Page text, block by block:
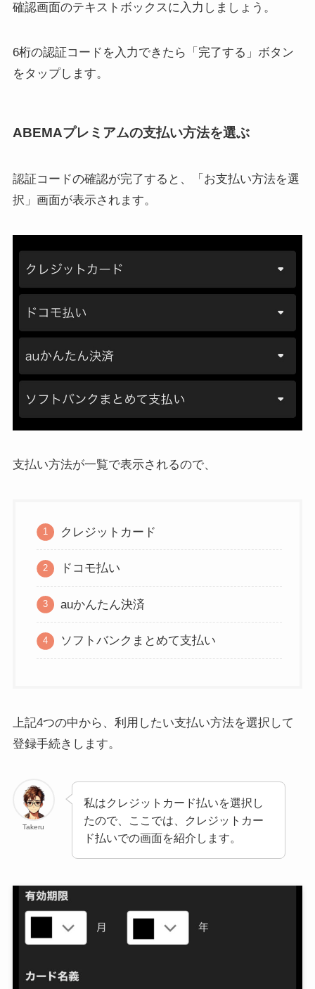
確認画面のテキストボックスに入力しましょう。
6桁の認証コードを入力できたら「完了する」ボタン
をタップします。
ABEMAプレミアムの支払い方法を選ぶ
認証コードの確認が完了すると、「お支払い方法を選
択」画面が表示されます。
支払い方法が一覧で表示されるので、
クレジットカード
ドコモ払い
auかんたん決済
ソフトバンクまとめて支払い
上記4つの中から、利用したい支払い方法を選択して
登録手続きします。
Takeru
私はクレジットカード払いを選択し
たので、ここでは、クレジットカー
ド払いでの画面を紹介します。